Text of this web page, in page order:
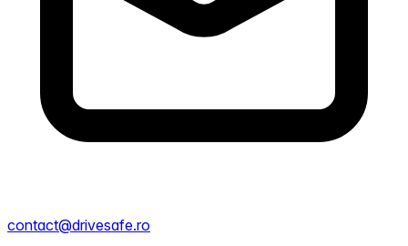
contact@drivesafe.ro